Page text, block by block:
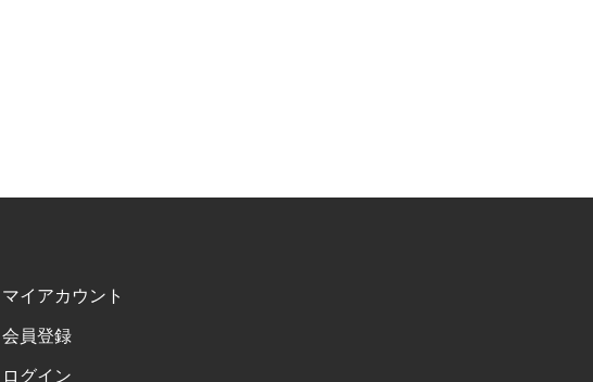
マイアカウント
会員登録
ログイン